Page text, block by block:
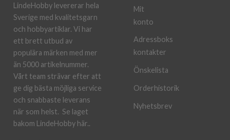
LindeHobby levererar hela
Sverige med kvalitetsgarn
och hobbyartiklar. Vi har
ett brett utbud av
populära märken med mer
än 5000 artikelnummer.
Vårt team strävar efter att
ge dig bästa möjliga service
och snabbaste leverans
när som helst. Se laget
bakom LindeHobby här..
Mit
konto
Adressboks
kontakter
Önskelista
Orderhistorik
Nyhetsbrev